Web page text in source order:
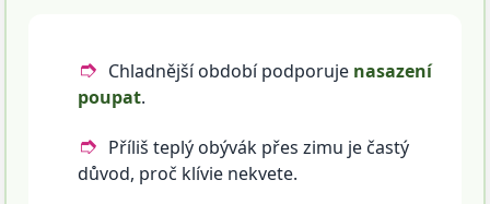
Chladnější období podporuje nasazení
poupat.
Příliš teplý obývák přes zimu je častý
důvod, proč klívie nekvete.